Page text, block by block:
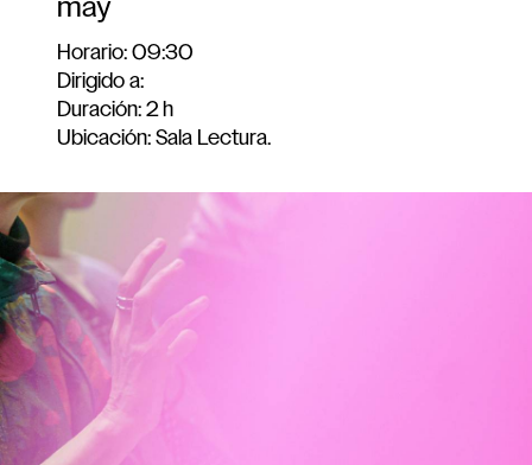
may
Horario: 09:30
Dirigido a:
Duración: 2 h
Ubicación: Sala Lectura.